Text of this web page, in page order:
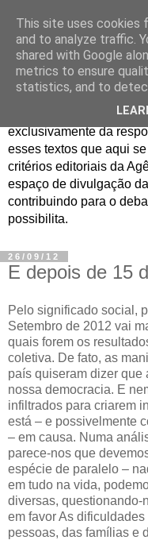
Jornal de
São muitos os textos
pedido de publicação.
contextos sociais e
exclusivamente da
esses textos que aqui
critérios editoriais da
espaço de divulgação
contribuindo para o
possibilita.
26/09/12
E depois de 15
Pelo significado social,
Setembro de 2012 vai
quais forem os
coletiva. De fato, as
país quiseram dizer que
nossa democracia. E
infiltrados para criarem
está – e possivelmente
– em causa. Numa
parece-nos que
espécie de paralelo –
em tudo na vida,
diversas, questionando-
em favor As
pessoas, das famílias e
This site uses cookies
and to analyze traffic.
shared with Google
metrics to ensure
statistics, and to